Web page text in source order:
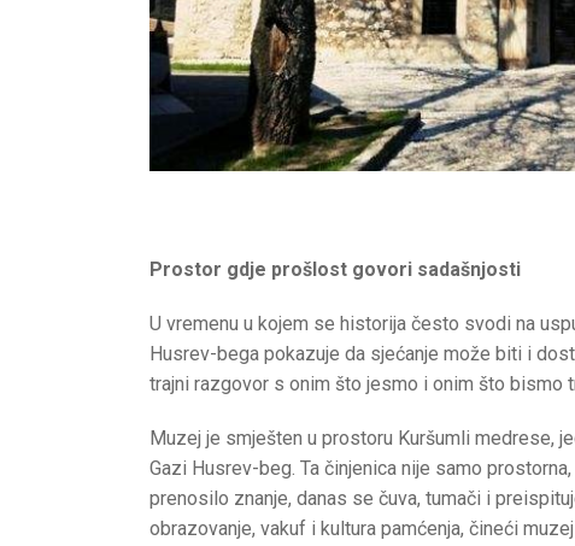
Prostor gdje prošlost govori sadašnjosti
U vremenu u kojem se historija često svodi na
Husrev-bega pokazuje da sjećanje može biti i
trajni razgovor s onim što jesmo i onim što bismo
Muzej je smješten u prostoru Kuršumli medrese,
Gazi Husrev-beg. Ta činjenica nije samo
prenosilo znanje, danas se čuva, tumači i
obrazovanje, vakuf i kultura pamćenja, čineći